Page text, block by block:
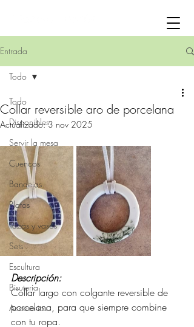
Entrada
Todo
Disponibles
Servir la mesa
Cuencos
Bandejas
Platos
Tazas y vasos
Sets
Escultura
Bisuteria
Accesorios
Todo
Collar reversible aro de porcelana
Actualizado:3 nov 2025
Descripción:
Collar largo con colgante reversible de
porcelana, para que siempre combine
con tu ropa.